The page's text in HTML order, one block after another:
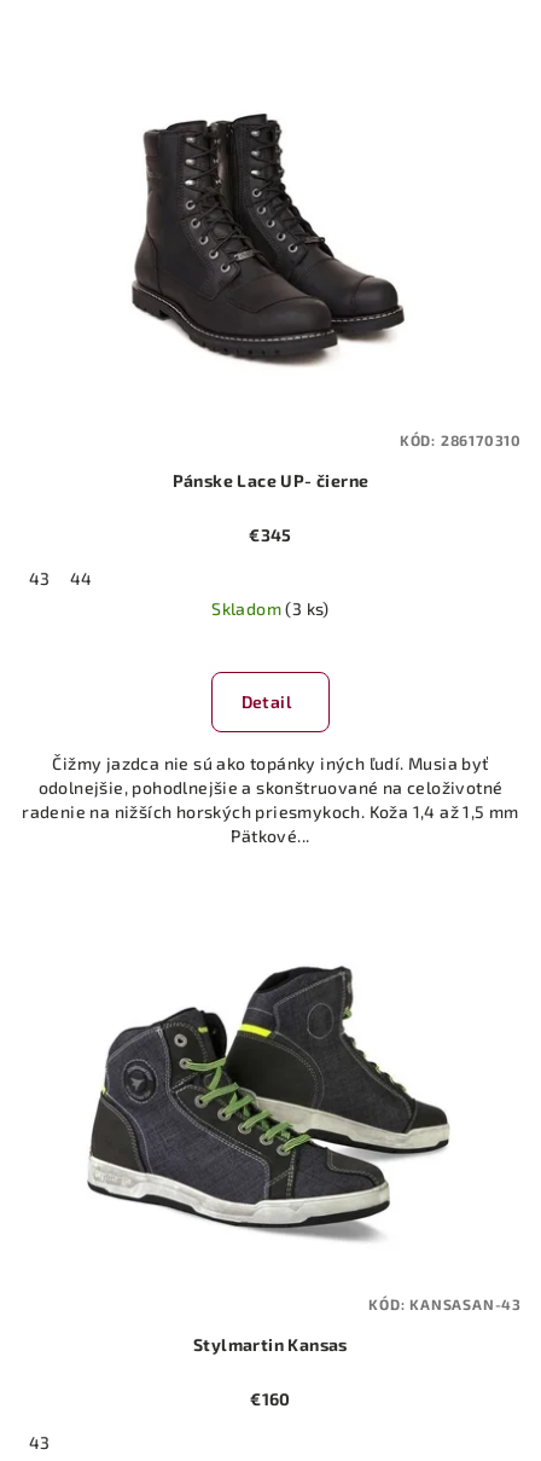
Pánske Lace UP- čierne
€345
43
44
Skladom(3 ks)
hodnotenie
produktu
z
5
hviezdičiek.
Detail
Čižmy jazdca nie sú ako topánky iných ľudí. Musia byť
odolnejšie, pohodlnejšie a skonštruované na celoživotné
radenie na nižších horských priesmykoch. Koža 1,4 až 1,5 mm
Pätkové...
KÓD: 286170310
Stylmartin Kansas
€160
43
KÓD: KANSASAN-43